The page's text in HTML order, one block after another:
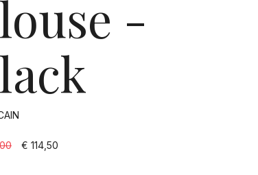
-
€ 114,50